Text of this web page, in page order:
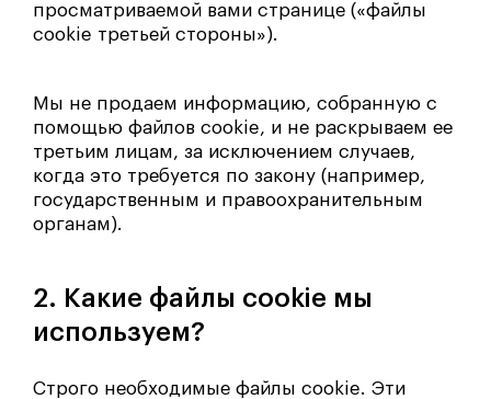
просматриваемой вами странице («файлы
cookie третьей стороны»).
Мы не продаем информацию, собранную с
помощью файлов cookie, и не раскрываем ее
третьим лицам, за исключением случаев,
когда это требуется по закону (например,
государственным и правоохранительным
органам).
2. Какие файлы cookie мы
используем?
Строго необходимые файлы cookie. Эти